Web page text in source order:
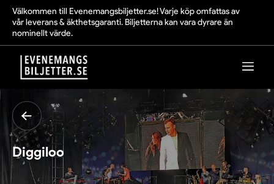
Välkommen till Evenemangsbiljetter.se! Varje köp omfattas av
vår leverans & äkthetsgaranti. Biljetterna kan vara dyrare än
nominellt värde.
Diggiloo